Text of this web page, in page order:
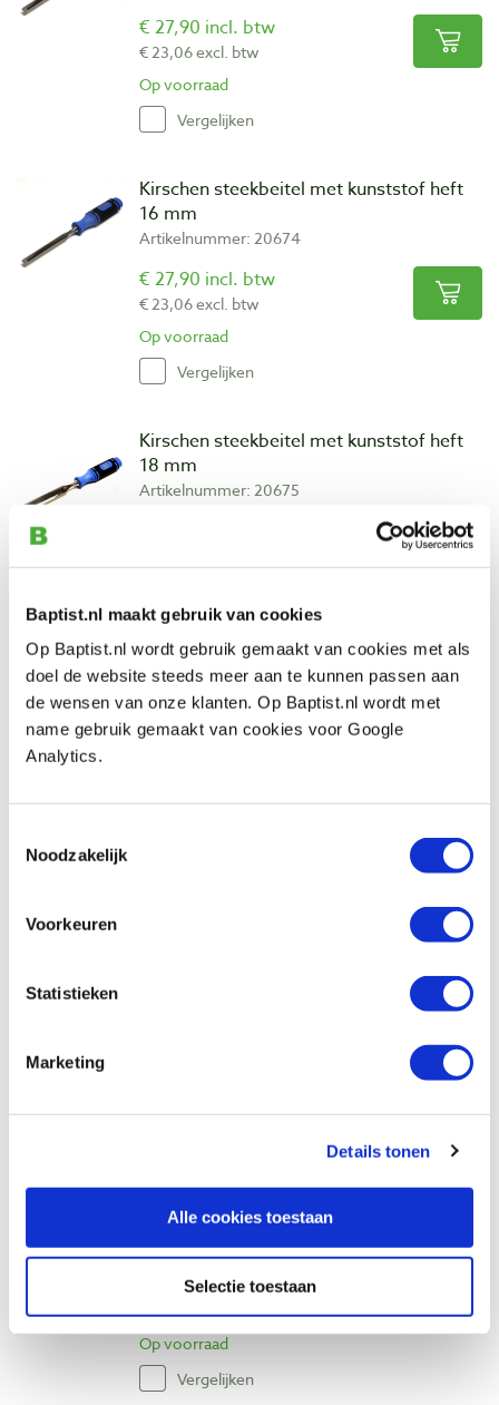
Baptist.nl maakt gebruik van cookies
Op Baptist.nl wordt gebruik gemaakt van cookies met als
doel de website steeds meer aan te kunnen passen aan
de wensen van onze klanten. Op Baptist.nl wordt met
name gebruik gemaakt van cookies voor Google
Analytics.
Noodzakelijk
Voorkeuren
Statistieken
Marketing
Details tonen
Alle cookies toestaan
Selectie toestaan
€ 27,90 incl. btw
€ 23,06 excl. btw
Op voorraad
Vergelijken
Kirschen steekbeitel met kunststof heft
16 mm
Artikelnummer: 20674
€ 27,90 incl. btw
€ 23,06 excl. btw
Op voorraad
Vergelijken
Kirschen steekbeitel met kunststof heft
18 mm
Artikelnummer: 20675
Vergelijken
Kirschen steekbeitel met kunststof heft
20 mm
Artikelnummer: 20676
€ 25,21 excl. btw
Niet op voorraad, mail ons voor de levertijd
Kirschen steekbeitel met kunststof heft
Kirschen steekbeitel met kunststof heft
24 mm
Artikelnummer: 20678
€ 34,45 incl. btw
€ 28,47 excl. btw
Op voorraad
Vergelijken